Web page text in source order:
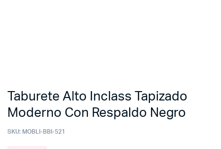
Taburete Alto Inclass Tapizado
Moderno Con Respaldo Negro
SKU: MOBLI-BBI-521